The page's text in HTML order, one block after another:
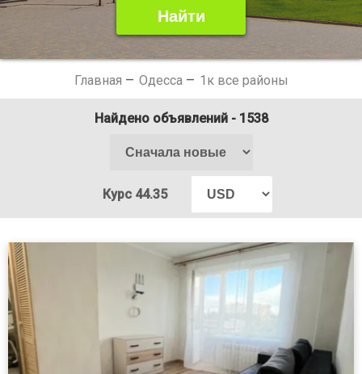
Главная Одесса 1к все районы
Найдено объявлений- 1538
Курс 44.35